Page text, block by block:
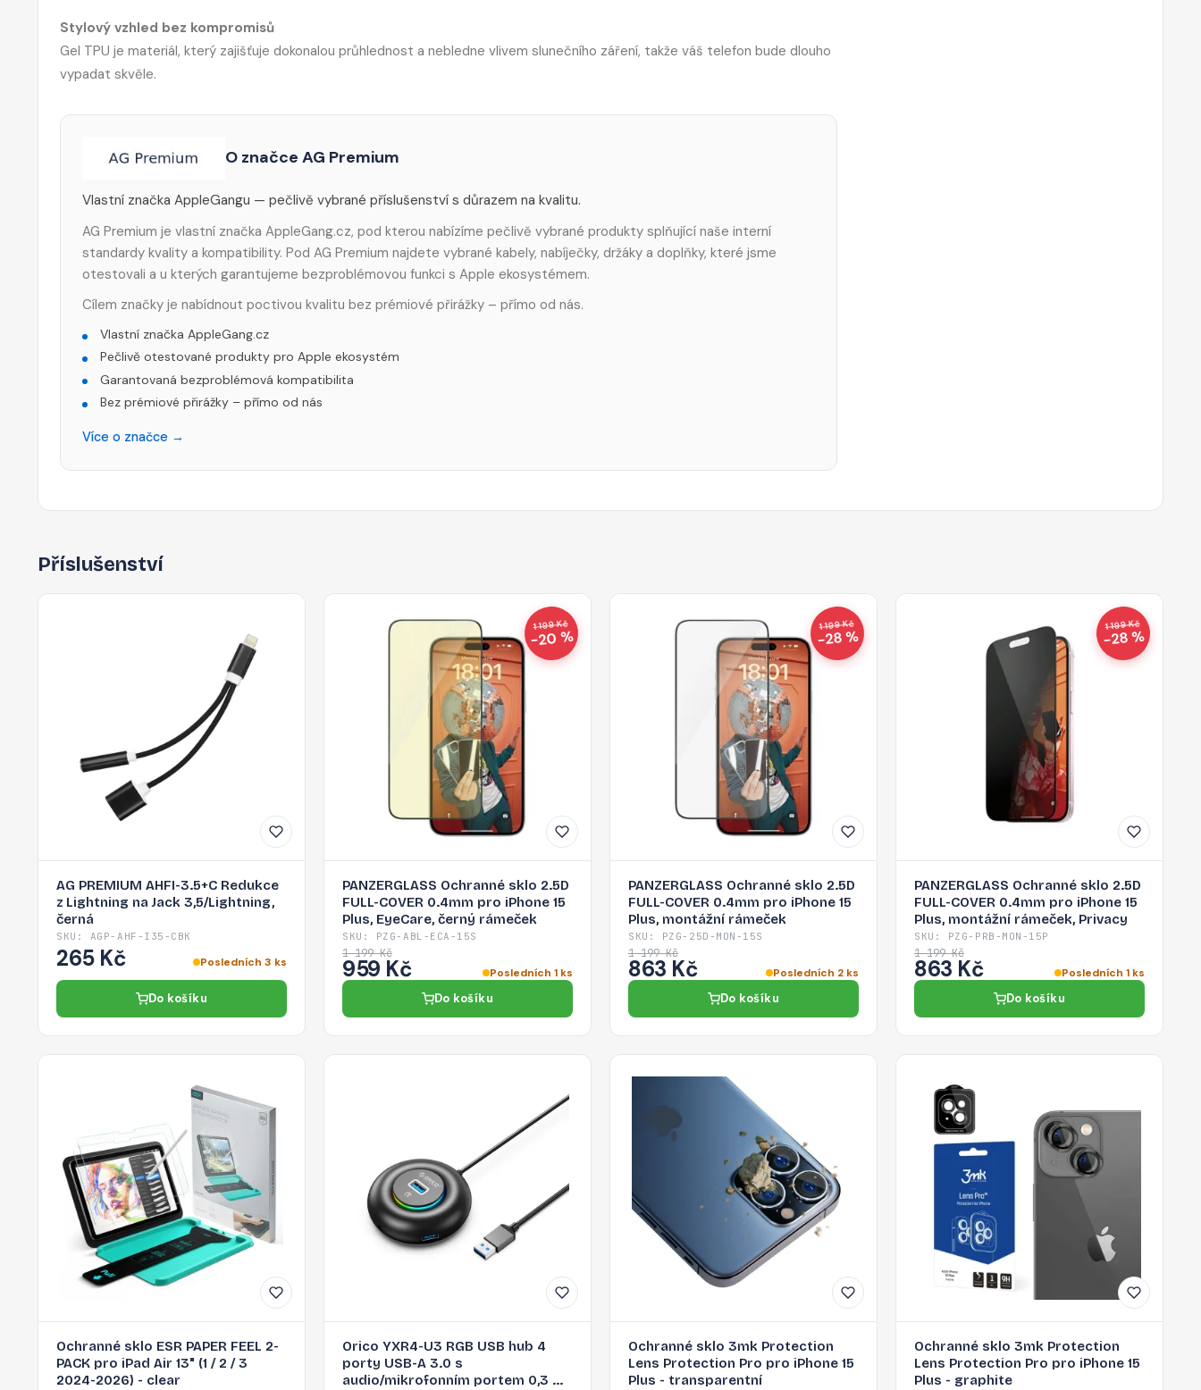
Stylový vzhled bez kompromisů
Gel TPU je materiál, který zajišťuje dokonalou průhlednost a nebledne vlivem slunečního záření, takže váš telefon bude dlouho
vypadat skvěle.
O značce AG Premium
Vlastní značka AppleGangu — pečlivě vybrané příslušenství s důrazem na kvalitu.
AG Premium je vlastní značka AppleGang.cz, pod kterou nabízíme pečlivě vybrané produkty splňující naše interní
standardy kvality a kompatibility. Pod AG Premium najdete vybrané kabely, nabíječky, držáky a doplňky, které jsme
otestovali a u kterých garantujeme bezproblémovou funkci s Apple ekosystémem.
Cílem značky je nabídnout poctivou kvalitu bez prémiové přirážky – přímo od nás.
Vlastní značka AppleGang.cz
Pečlivě otestované produkty pro Apple ekosystém
Garantovaná bezproblémová kompatibilita
Bez prémiové přirážky – přímo od nás
Více o značce →
Příslušenství
AG PREMIUM AHFI-3.5+C Redukce
z Lightning na Jack 3,5/Lightning,
černá
SKU: AGP-AHF-I35-CBK
265 Kč Posledních 3 ks
Do košíku
1 199 Kč
−20 %
PANZERGLASS Ochranné sklo 2.5D
FULL-COVER 0.4mm pro iPhone 15
Plus, EyeCare, černý rámeček
SKU: PZG-ABL-ECA-15S
1 199 Kč
959 Kč Posledních 1 ks
Do košíku
1 199 Kč
−28 %
PANZERGLASS Ochranné sklo 2.5D
FULL-COVER 0.4mm pro iPhone 15
Plus, montážní rámeček
SKU: PZG-25D-MON-15S
1 199 Kč
863 Kč Posledních 2 ks
Do košíku
1 199 Kč
−28 %
PANZERGLASS Ochranné sklo 2.5D
FULL-COVER 0.4mm pro iPhone 15
Plus, montážní rámeček, Privacy
SKU: PZG-PRB-MON-15P
1 199 Kč
863 Kč Posledních 1 ks
Do košíku
Ochranné sklo ESR PAPER FEEL 2-
PACK pro iPad Air 13" (1 / 2 / 3
2024-2026) - clear
Orico YXR4-U3 RGB USB hub 4
porty USB-A 3.0 s
audio/mikrofonním portem 0,3 m
Ochranné sklo 3mk Protection
Lens Protection Pro pro iPhone 15
Plus - transparentní
Ochranné sklo 3mk Protection
Lens Protection Pro pro iPhone 15
Plus - graphite